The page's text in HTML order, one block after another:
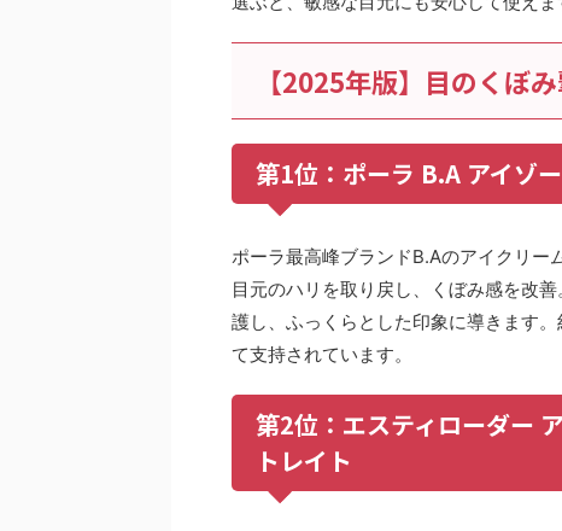
【2025年版】目のくぼ
第1位：ポーラ B.A アイゾ
ポーラ最高峰ブランドB.Aのアイクリー
目元のハリを取り戻し、くぼみ感を改
護し、ふっくらとした印象に導きます
て支持されています。
第2位：エスティローダー
トレイト